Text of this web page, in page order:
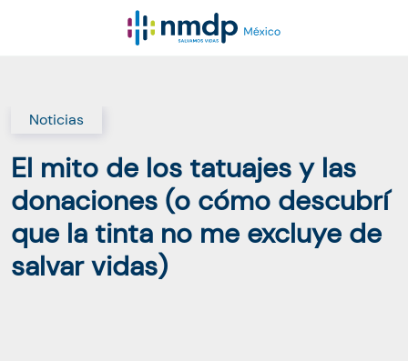
Noticias
El mito de los tatuajes y las
donaciones (o cómo descubrí
que la tinta no me excluye de
salvar vidas)